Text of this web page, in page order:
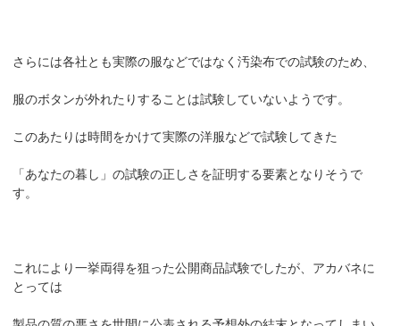
さらには各社とも実際の服などではなく汚染布での試験のため、
服のボタンが外れたりすることは試験していないようです。
このあたりは時間をかけて実際の洋服などで試験してきた
「あなたの暮し」の試験の正しさを証明する要素となりそうで
す。
これにより一挙両得を狙った公開商品試験でしたが、アカバネに
とっては